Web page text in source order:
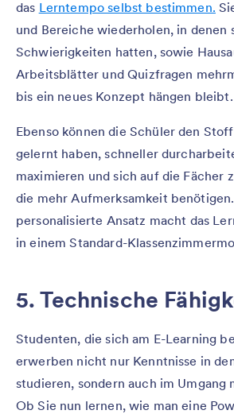
das Lerntempo selbst bestimmen.
und Bereiche wiederholen, in denen
Schwierigkeiten hatten, sowie
Arbeitsblätter und Quizfragen
bis ein neues Konzept hängen bleibt.
Ebenso können die Schüler den
gelernt haben, schneller
maximieren und sich auf die Fächer
die mehr Aufmerksamkeit
personalisierte Ansatz macht das
in einem Standard-
5. Technische
Studenten, die sich am E-Learning
erwerben nicht nur Kenntnisse in
studieren, sondern auch im Umgang
Ob Sie nun lernen, wie man eine